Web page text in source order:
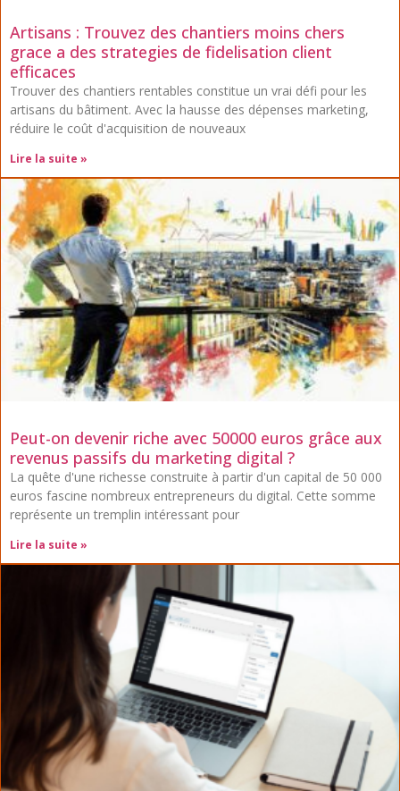
Artisans : Trouvez des chantiers moins chers
grace a des strategies de fidelisation client
efficaces
Trouver des chantiers rentables constitue un vrai défi pour les
artisans du bâtiment. Avec la hausse des dépenses marketing,
réduire le coût d'acquisition de nouveaux
Lire la suite »
Peut-on devenir riche avec 50000 euros grâce aux
revenus passifs du marketing digital ?
La quête d'une richesse construite à partir d'un capital de 50 000
euros fascine nombreux entrepreneurs du digital. Cette somme
représente un tremplin intéressant pour
Lire la suite »